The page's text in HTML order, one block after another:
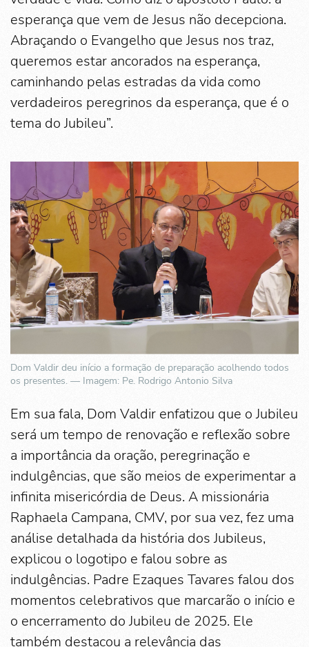
esperança que vem de Jesus não decepciona.
Abraçando o Evangelho que Jesus nos traz,
queremos estar ancorados na esperança,
caminhando pelas estradas da vida como
verdadeiros peregrinos da esperança, que é o
tema do Jubileu”.
Dom Valdir deu início a formação de preparação acolhendo todos
os presentes. — Imagem: Pe. Rodrigo Antonio Silva
Em sua fala, Dom Valdir enfatizou que o Jubileu
será um tempo de renovação e reflexão sobre
a importância da oração, peregrinação e
indulgências, que são meios de experimentar a
infinita misericórdia de Deus. A missionária
Raphaela Campana, CMV, por sua vez, fez uma
análise detalhada da história dos Jubileus,
explicou o logotipo e falou sobre as
indulgências. Padre Ezaques Tavares falou dos
momentos celebrativos que marcarão o início e
o encerramento do Jubileu de 2025. Ele
também destacou a relevância das